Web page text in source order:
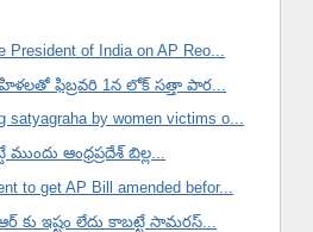
President of India on AP Reo...
ఫిబ్రవరి 1న లోక్ సత్తా పార...
satyagraha by women victims o...
ఆంధ్రప్రదేశ్ బిల్ల...
to get AP Bill amended befor...
కు ఇష్టం లేదు కాబట్టే సామరస్...